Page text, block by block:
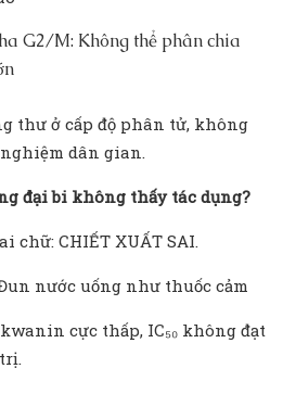
G2/M: Không thể phân chia
thư ở cấp độ phân tử, không
dân gian.
đại bi không thấy tác dụng?
chữ: CHIẾT XUẤT SAI.
nước uống như thuốc cảm
cực thấp, IC₅₀ không đạt